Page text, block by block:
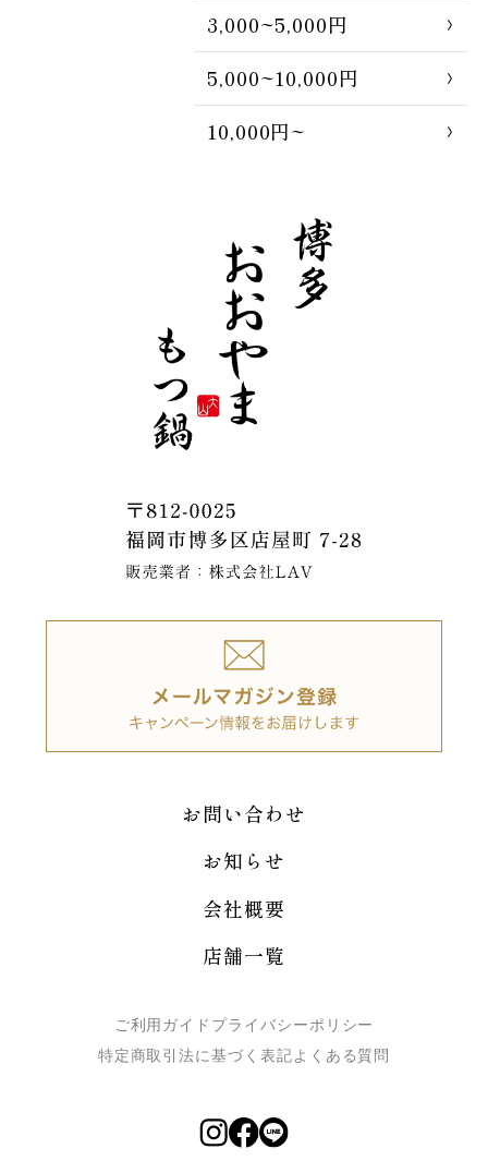
3,000~5,000円
5,000~10,000円
10,000円~
お問い合わせ
お知らせ
会社概要
店舗一覧
ご利用ガイド プライバシーポリシー
特定商取引法に基づく表記よくある質問